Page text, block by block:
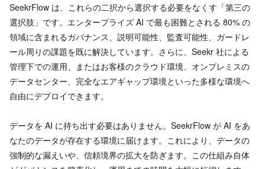
SeekrFlow は、これらの二択から選択する必要をなくす「第三の
選択肢」です。エンタープライズ AI で最も困難とされる 80% の
領域に含まれるガバナンス、説明可能性、監査可能性、ガードレ
ール周りの課題を既に解決しています。さらに、Seekr 社による
管理下での運用、またはお客様のクラウド環境、オンプレミスの
データセンター、完全なエアギャップ環境といった多様な環境へ
自由にデプロイできます。
データを AI に持ち出す必要はありません。SeekrFlow が AI をあ
なたのデータが存在する環境に届けます。これにより、データの
強制的な漏えいや、信頼境界の拡大を防ぎます。この仕組み自体